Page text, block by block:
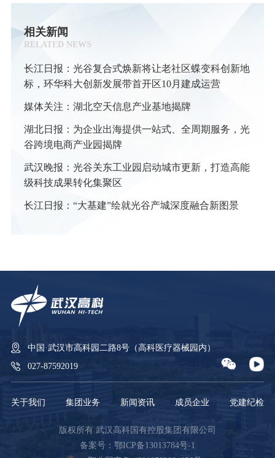
相关新闻
RELATED NEWS
长江日报：光谷复合式焕新将让老社区蝶变科创新地
标，环华科大创新发展带首开区10月建成运营
媒体关注：湖北空天信息产业基地揭牌
湖北日报：为企业出海提供一站式、全周期服务，光
谷跨境电商产业园揭牌
武汉晚报：光谷关东工业园启动城市更新，打造高能
级科技成果转化集聚区
长江日报：“大基建”绘就光谷产城深度融合新图景
中国·武汉市高科园二路8号（高科医疗器械园内）
027-87592019
关于我们 集团业务 新闻资讯 成员企业 党建纪检
版权所有 武汉高科国有控股集团有限公司
备案号：鄂ICP备13013784号-1